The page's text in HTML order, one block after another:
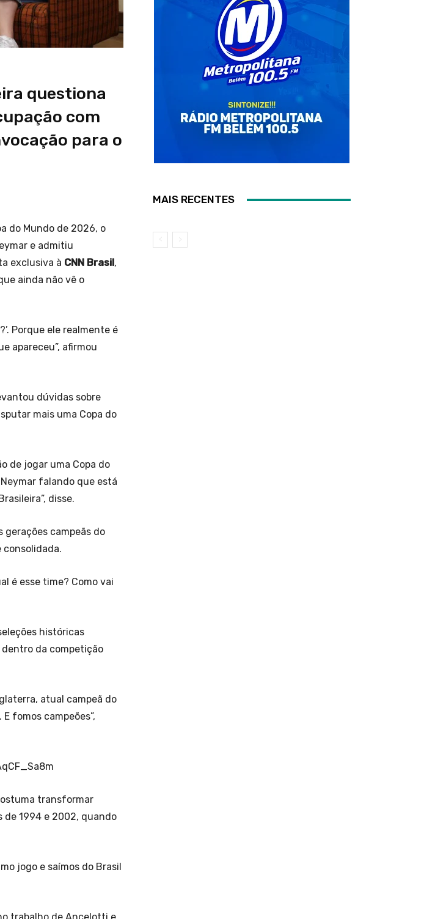
questiona
com
para o
do Mundo de 2026, o
e admitiu
exclusiva à CNN Brasil,
ainda não vê o
Porque ele realmente é
apareceu”, afirmou
dúvidas sobre
mais uma Copa do
de jogar uma Copa do
falando que está
disse.
gerações campeãs do
consolidada.
é esse time? Como vai
históricas
dentro da competição
atual campeã do
fomos campeões”,
transformar
de 1994 e 2002, quando
jogo e saímos do Brasil
MAIS RECENTES